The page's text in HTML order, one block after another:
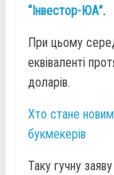
“Інвестор-ЮА”.
При цьому
еквіваленті
доларів.
Хто стане
букмекерів
Таку гучну